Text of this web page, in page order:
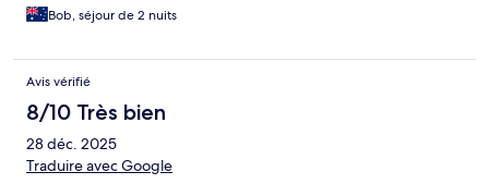
Bob, séjour de 2 nuits
Avis vérifié
8/10 Très bien
28 déc. 2025
Traduire avec Google